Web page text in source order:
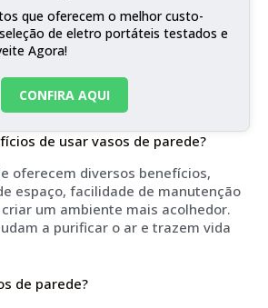
que oferecem o melhor custo-
de eletro portáteis testados e
Agora!
CONFIRA AQUI
de usar vasos de parede?
oferecem diversos benefícios,
espaço, facilidade de manutenção
um ambiente mais acolhedor.
a purificar o ar e trazem vida
de parede?